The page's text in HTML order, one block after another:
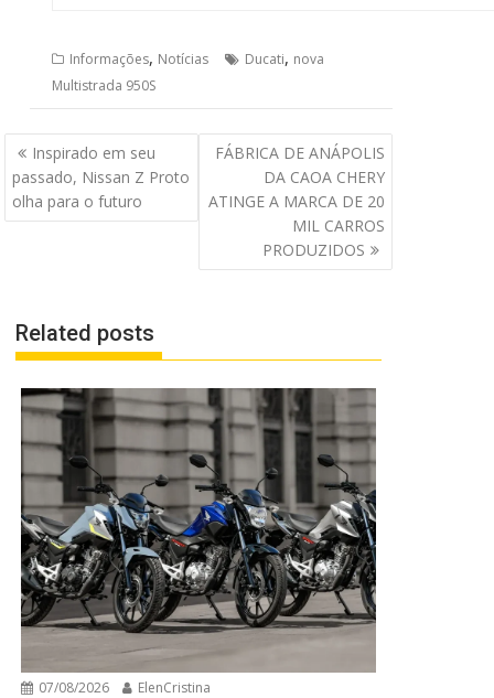
Informações, Notícias Ducati, nova
Multistrada 950S
Navegação
de
Post
Inspirado em seu
passado, Nissan Z Proto
olha para o futuro
FÁBRICA DE ANÁPOLIS
DA CAOA CHERY
ATINGE A MARCA DE 20
MIL CARROS
PRODUZIDOS
Related posts
07/08/2026 ElenCristina